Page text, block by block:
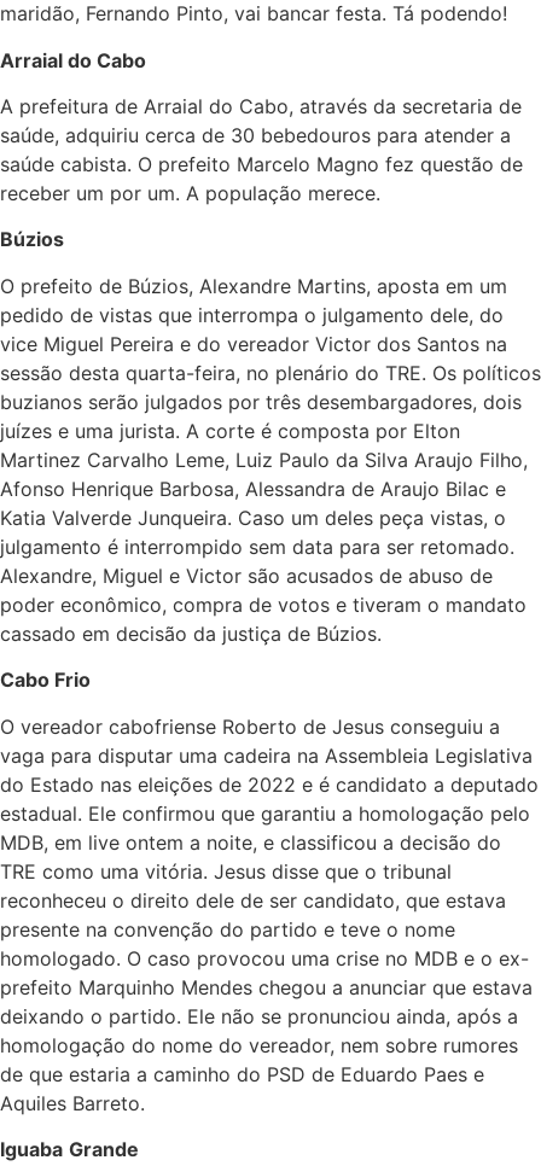
maridão, Fernando Pinto, vai bancar festa. Tá podendo!
Arraial do Cabo
A prefeitura de Arraial do Cabo, através da secretaria de
saúde, adquiriu cerca de 30 bebedouros para atender a
saúde cabista. O prefeito Marcelo Magno fez questão de
receber um por um. A população merece.
Búzios
O prefeito de Búzios, Alexandre Martins, aposta em um
pedido de vistas que interrompa o julgamento dele, do
vice Miguel Pereira e do vereador Victor dos Santos na
sessão desta quarta-feira, no plenário do TRE. Os políticos
buzianos serão julgados por três desembargadores, dois
juízes e uma jurista. A corte é composta por Elton
Martinez Carvalho Leme, Luiz Paulo da Silva Araujo Filho,
Afonso Henrique Barbosa, Alessandra de Araujo Bilac e
Katia Valverde Junqueira. Caso um deles peça vistas, o
julgamento é interrompido sem data para ser retomado.
Alexandre, Miguel e Victor são acusados de abuso de
poder econômico, compra de votos e tiveram o mandato
cassado em decisão da justiça de Búzios.
Cabo Frio
O vereador cabofriense Roberto de Jesus conseguiu a
vaga para disputar uma cadeira na Assembleia Legislativa
do Estado nas eleições de 2022 e é candidato a deputado
estadual. Ele confirmou que garantiu a homologação pelo
MDB, em live ontem a noite, e classificou a decisão do
TRE como uma vitória. Jesus disse que o tribunal
reconheceu o direito dele de ser candidato, que estava
presente na convenção do partido e teve o nome
homologado. O caso provocou uma crise no MDB e o ex-
prefeito Marquinho Mendes chegou a anunciar que estava
deixando o partido. Ele não se pronunciou ainda, após a
homologação do nome do vereador, nem sobre rumores
de que estaria a caminho do PSD de Eduardo Paes e
Aquiles Barreto.
Iguaba Grande